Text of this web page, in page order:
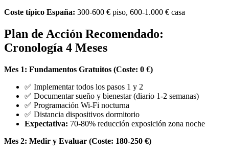
Coste típico España: 300-600 € piso, 600-1.000 € casa
Plan de Acción Recomendado:
Cronología 4 Meses
Mes 1: Fundamentos Gratuitos (Coste: 0 €)
✅ Implementar todos los pasos 1 y 2
✅ Documentar sueño y bienestar (diario 1-2 semanas)
✅ Programación Wi-Fi nocturna
✅ Distancia dispositivos dormitorio
Expectativa: 70-80% reducción exposición zona noche
Mes 2: Medir y Evaluar (Coste: 180-250 €)